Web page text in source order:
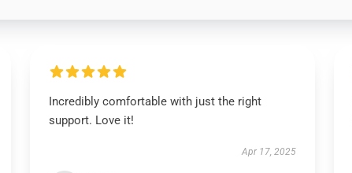
Incredibly comfortable with just the right
support. Love it!
Apr 17, 2025